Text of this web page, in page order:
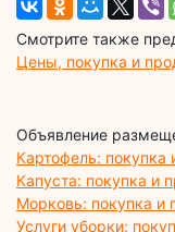
Смотрите также
Цены, покупка и
Объявление
Картофель:
Капуста: покупка и
Морковь: покупка
Услуги уборки: